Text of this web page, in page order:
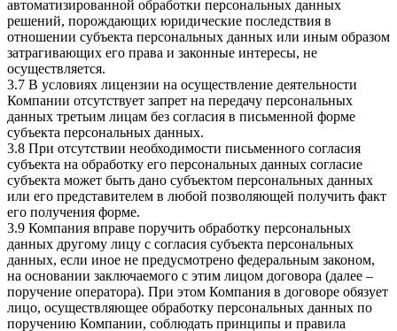
автоматизированной обработки персональных данных
решений, порождающих юридические последствия в
отношении субъекта персональных данных или иным образом
затрагивающих его права и законные интересы, не
осуществляется.
3.7 В условиях лицензии на осуществление деятельности
Компании отсутствует запрет на передачу персональных
данных третьим лицам без согласия в письменной форме
субъекта персональных данных.
3.8 При отсутствии необходимости письменного согласия
субъекта на обработку его персональных данных согласие
субъекта может быть дано субъектом персональных данных
или его представителем в любой позволяющей получить факт
его получения форме.
3.9 Компания вправе поручить обработку персональных
данных другому лицу с согласия субъекта персональных
данных, если иное не предусмотрено федеральным законом,
на основании заключаемого с этим лицом договора (далее –
поручение оператора). При этом Компания в договоре обязует
лицо, осуществляющее обработку персональных данных по
поручению Компании, соблюдать принципы и правила